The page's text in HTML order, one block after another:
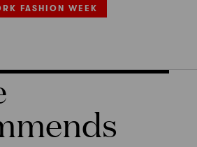
FASHION WEEK